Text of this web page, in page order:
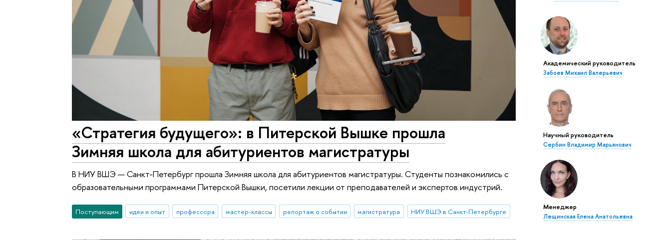
Академический руководитель
Забоев Михаил Валерьевич
Научный руководитель
Сербин Владимир Марьянович
Менеджер
Лещинская Елена Анатольевна
«Стратегия будущего»: в Питерской Вышке прошла
Зимняя школа для абитуриентов магистратуры
В НИУ ВШЭ — Санкт-Петербург прошла Зимняя школа для абитуриентов магистратуры. Студенты познакомились с
образовательными программами Питерской Вышки, посетили лекции от преподавателей и экспертов индустрий.
Поступающим идеи и опыт профессора мастер-классы репортаж о событии магистратура НИУ ВШЭ в Санкт-Петербурге